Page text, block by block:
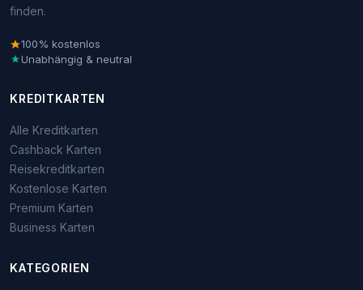
finden.
100% kostenlos
Unabhängig & neutral
KREDITKARTEN
Alle Kreditkarten
Cashback Karten
Reisekreditkarten
Kostenlose Karten
Premium Karten
Business Karten
KATEGORIEN